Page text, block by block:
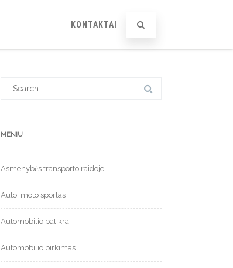
KONTAKTAI
MENIU
Asmenybės transporto raidoje
Auto, moto sportas
Automobilio patikra
Automobilio pirkimas